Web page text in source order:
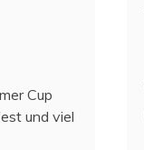
Cup
und viel